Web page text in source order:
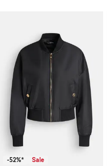
-52%* Sale